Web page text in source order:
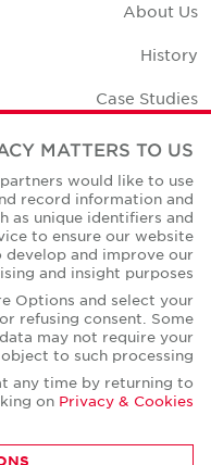
About Us
History
Case Studies
Office Space Calculator
Careers
Contact Us
Office Locations
Social Responsibility
MATTERS TO US
would like to use
record information and
as unique identifiers and
to ensure our website
and improve our
and insight purposes.
Options and select your
refusing consent. Some
may not require your
to such processing.
any time by returning to
on Privacy & Cookies